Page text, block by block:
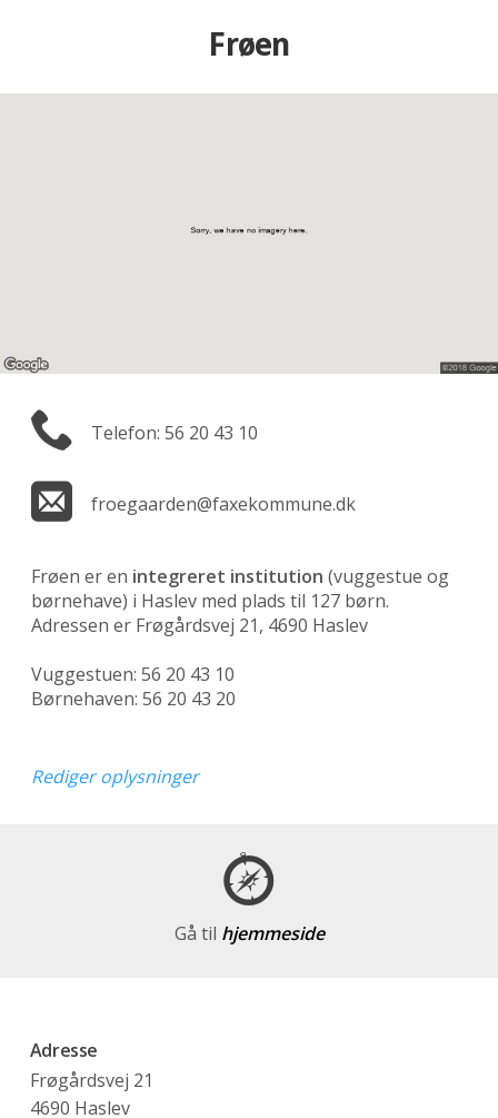
Frøen
Telefon: 56 20 43 10
froegaarden@faxekommune.dk
Frøen er en integreret institution (vuggestue og
børnehave) i Haslev med plads til 127 børn.
Adressen er Frøgårdsvej 21, 4690 Haslev
Vuggestuen: 56 20 43 10
Børnehaven: 56 20 43 20
Rediger oplysninger
Gå til hjemmeside
Adresse
Frøgårdsvej 21
4690 Haslev